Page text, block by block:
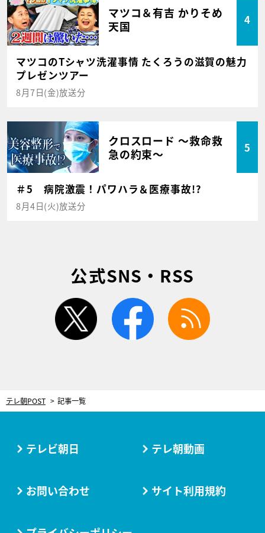
マツコ＆有吉 かりそめ
天国
4
マツコのTシャツ洗濯事情 たくろうの滋賀の魅力
プレゼンツアー
8月7日(金)放送分
クロスロード ～救命救
急の約束～
5
＃5 病院激震！パワハラ＆医療事故!?
8月4日(火)放送分
公式SNS・RSS
twitter facebook
テレ朝POST 記事一覧
テレビ朝日 テレ朝動画
お問い合わせ サイト利用規約